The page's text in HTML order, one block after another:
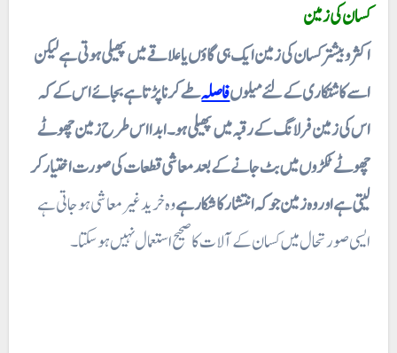
کسان کی زمین
اکثر وبیشتر کسان کی زمین ایک ہی گاؤں یا علاقے میں پھیلی ہوتی ہے لیکن
اسے کاشتکاری کے لئے میلوںفاصلہطے کرنا پڑتا ہے بجائے اس کے کہ
اس کی زمین فرلانگ کے رقبہ میں پھیلی ہو۔ ابدا اس طرح زمین چھوٹے
چھوٹے ٹکڑوں میں بٹ جانے کے بعد معاشی قطعات کی صورت اختیار کر
لیتی ہے اور وہ زمین جو کہ انتشار کا شکار ہےوہ خرید غیر معاشی ہو جاتی ہے
ایسی صورتحال میں کسان کے آلات کا صحیح استعمال نہیں ہو سکتا۔